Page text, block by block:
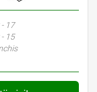
• Avocat Bucuresti • Bucuresti Avocat • Avocat
- 17
- 15